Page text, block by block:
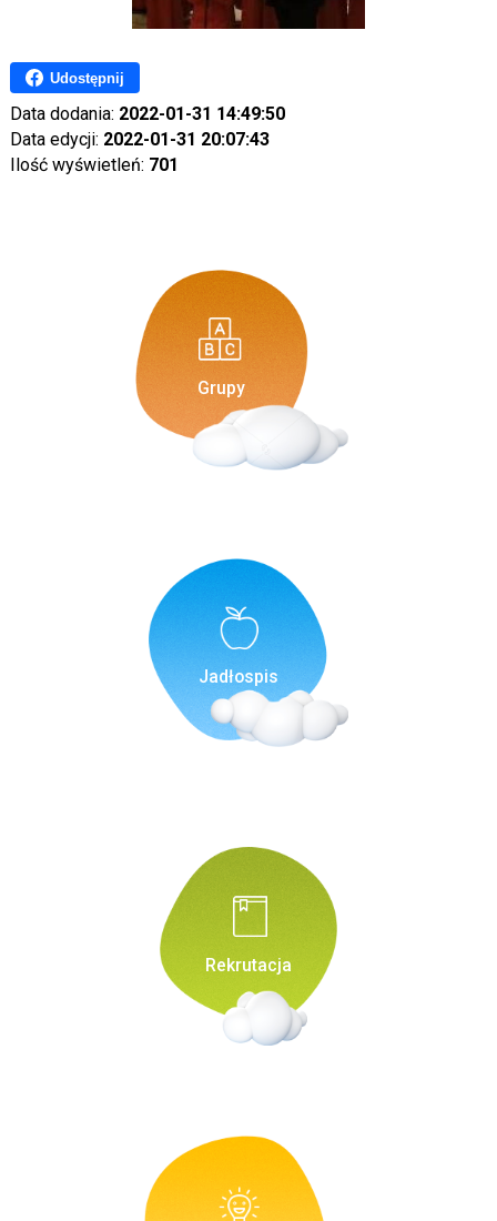
Udostępnij
Data dodania: 2022-01-31 14:49:50
Data edycji: 2022-01-31 20:07:43
Ilość wyświetleń: 701
Grupy
Jadłospis
Rekrutacja